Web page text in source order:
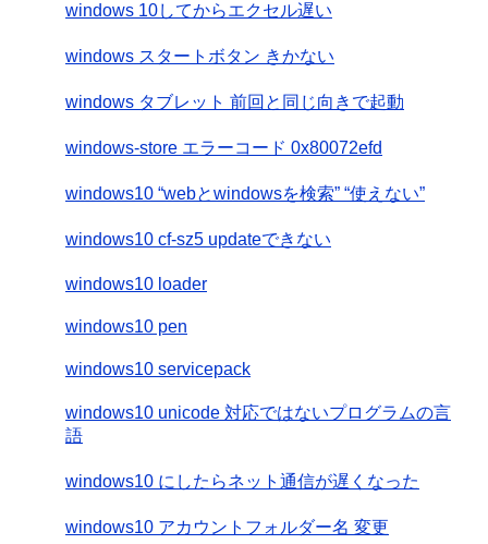
windows 10してからエクセル遅い
windows スタートボタン きかない
windows タブレット 前回と同じ向きで起動
windows-store エラーコード 0x80072efd
windows10 “webとwindowsを検索” “使えない”
windows10 cf-sz5 updateできない
windows10 loader
windows10 pen
windows10 servicepack
windows10 unicode 対応ではないプログラムの言
語
windows10 にしたらネット通信が遅くなった
windows10 アカウントフォルダー名 変更